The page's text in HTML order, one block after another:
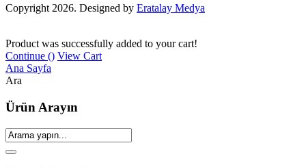
Copyright 2026. Designed by Eratalay Medya
Product was successfully added to your cart!
Continue () View Cart
Ana Sayfa
Ara
Ürün Arayın